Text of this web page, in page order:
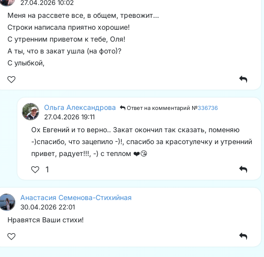
27.04.2026 10:02
Меня на рассвете все, в общем, тревожит...
Строки написала приятно хорошие!
С утренним приветом к тебе, Оля!
А ты, что в закат ушла (на фото)?
С улыбкой,
Ольга Александрова Ответ на комментарий №336736
27.04.2026 19:11
Ох Евгений и то верно.. Закат окончил так сказать, поменяю
-)спасибо, что зацепило -)!, спасибо за красотулечку и утренний
привет, радует!!!, -) с теплом ❤️😘
1
Анастасия Семенова-Стихийная
30.04.2026 22:01
Нравятся Ваши стихи!